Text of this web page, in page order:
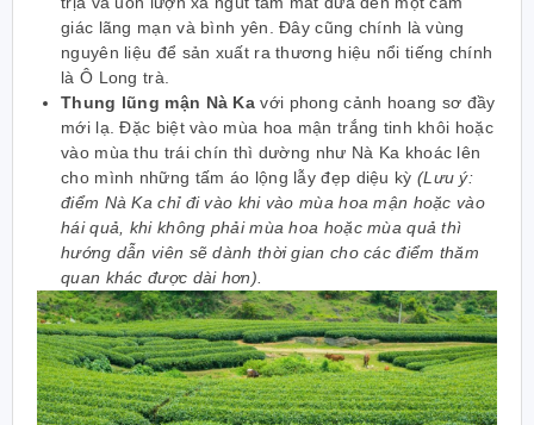
giác lãng mạn và bình yên. Đây cũng chính là vùng
nguyên liệu để sản xuất ra thương hiệu nổi tiếng chính
là Ô Long trà.
Thung lũng mận Nà Kavới phong cảnh hoang sơ đầy
mới lạ. Đặc biệt vào mùa hoa mận trắng tinh khôi hoặc
vào mùa thu trái chín thì dường như Nà Ka khoác lên
cho mình những tấm áo lộng lẫy đẹp diệu kỳ (Lưu ý:
điểm Nà Ka chỉ đi vào khi vào mùa hoa mận hoặc vào
hái quả, khi không phải mùa hoa hoặc mùa quả thì
hướng dẫn viên sẽ dành thời gian cho các điểm thăm
quan khác được dài hơn).